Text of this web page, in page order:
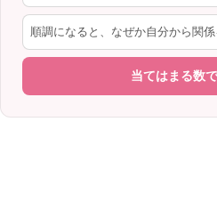
順調になると、なぜか自分から関
当てはまる数